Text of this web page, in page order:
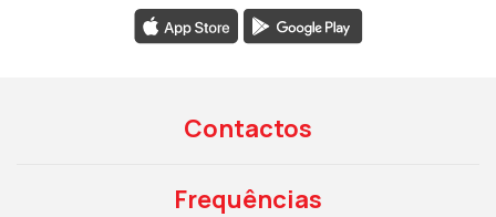
Contactos
Frequências